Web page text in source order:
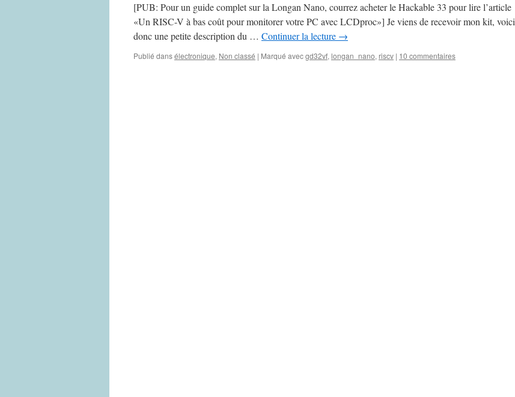
[PUB: Pour un guide complet sur la Longan Nano, courrez acheter le Hackable 33 pour lire l’article
«Un RISC-V à bas coût pour monitorer votre PC avec LCDproc»] Je viens de recevoir mon kit, voici
donc une petite description du … Continuer la lecture →
Publié dansélectronique, Non classé | Marqué avecgd32vf, longan_nano, riscv | 10 commentaires